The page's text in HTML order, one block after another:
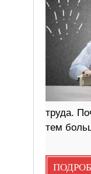
труда.
тем